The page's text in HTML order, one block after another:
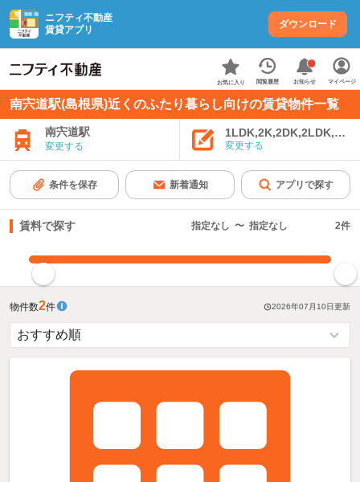
ニフティ不動産
賃貸アプリ
ダウンロード
お気に入り 閲覧履歴 お知らせ マイページ
南宍道駅(島根県)近くのふたり暮らし向けの賃貸物件一覧
南宍道駅
変更する 変更する
条件を保存 新着通知 アプリで探す
賃料で探す 指定なし 〜 指定なし 2件
物件数2件 2026年07月10日更新